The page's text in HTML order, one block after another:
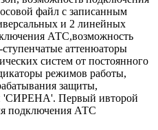
файл с записанным
и 2 линейных
АТС,возможность
аттенюаторы
систем от постоянного
режимов работы,
защиты,
'СИРЕНА'. Первый ивторой
подключения АТС